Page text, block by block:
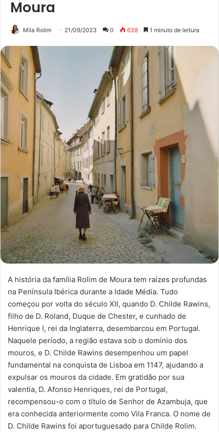
Moura
Mila Rolim 21/09/2023 0 638 1 minuto de leitura
A história da família Rolim de Moura tem raízes profundas
na Península Ibérica durante a Idade Média. Tudo
começou por volta do século XII, quando D. Childe Rawins,
filho de D. Roland, Duque de Chester, e cunhado de
Henrique I, rei da Inglaterra, desembarcou em Portugal.
Naquele período, a região estava sob o domínio dos
mouros, e D. Childe Rawins desempenhou um papel
fundamental na conquista de Lisboa em 1147, ajudando a
expulsar os mouros da cidade. Em gratidão por sua
valentia, D. Afonso Henriques, rei de Portugal,
recompensou-o com o título de Senhor de Azambuja, que
era conhecida anteriormente como Vila Franca. O nome de
D. Childe Rawins foi aportuguesado para Childe Rolim.